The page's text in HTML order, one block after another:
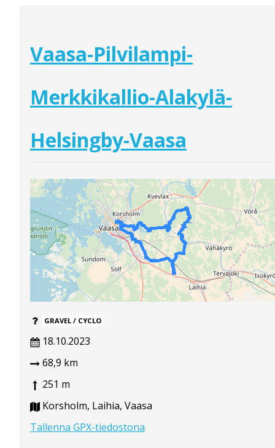
Vaasa-Pilvilampi-
Merkkikallio-Alakylä-
Helsingby-Vaasa
GRAVEL / CYCLO
18.10.2023
68,9 km
251 m
Korsholm, Laihia, Vaasa
Tallenna GPX-tiedostona